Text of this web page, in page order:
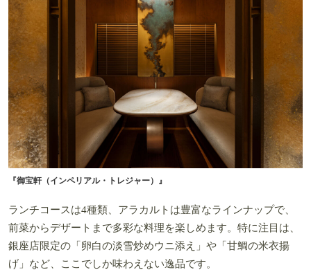
『御宝軒（インペリアル・トレジャー）』
ランチコースは4種類、アラカルトは豊富なラインナップで、
前菜からデザートまで多彩な料理を楽しめます。特に注目は、
銀座店限定の「卵白の淡雪炒めウニ添え」や「甘鯛の米衣揚
げ」など、ここでしか味わえない逸品です。